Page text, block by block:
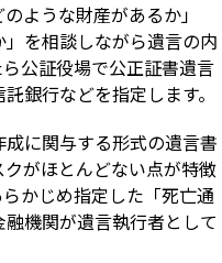
ような財産があるか」
」を相談しながら遺言の内
公証役場で公正証書遺言
銀行などを指定します。
に関与する形式の遺言書
がほとんどない点が特徴
かじめ指定した「死亡通
機関が遺言執行者として